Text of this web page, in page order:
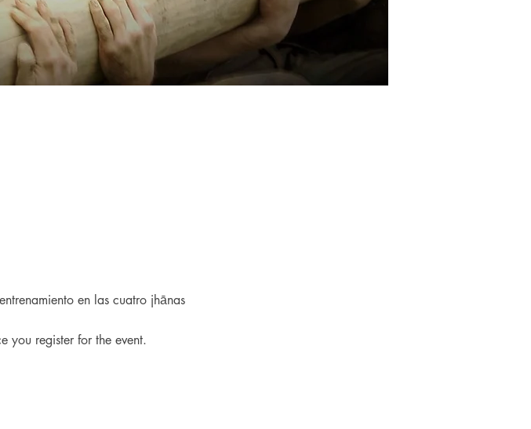
en las cuatro jhānas
you register for the event.